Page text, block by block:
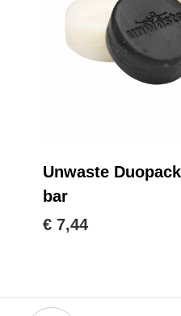
Unwaste
bar
€ 7,44